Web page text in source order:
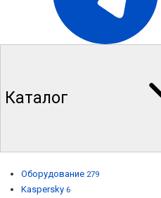
Каталог
Оборудование 279
Kaspersky 6